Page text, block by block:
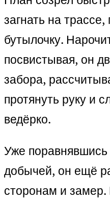
загнать на
бутылочку.
посвистывая, он
забора,
протянуть руку и
ведёрко.
Уже
добычей, он ещё
сторонам и замер.